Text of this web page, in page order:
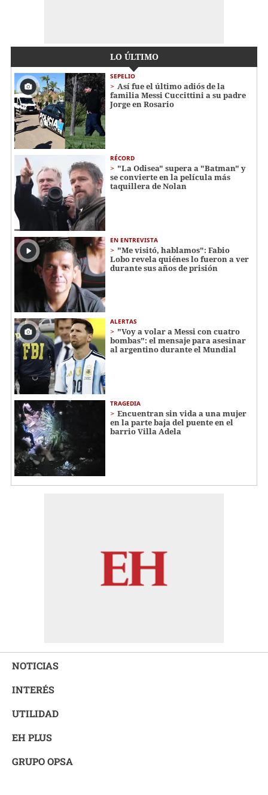
LO ÚLTIMO
SEPELIO
Así fue el último adiós de la
familia Messi Cuccittini a su padre
Jorge en Rosario
RÉCORD
"La Odisea" supera a "Batman" y
se convierte en la película más
taquillera de Nolan
EN ENTREVISTA
"Me visitó, hablamos": Fabio
Lobo revela quiénes lo fueron a ver
durante sus años de prisión
ALERTAS
"Voy a volar a Messi con cuatro
bombas": el mensaje para asesinar
al argentino durante el Mundial
TRAGEDIA
Encuentran sin vida a una mujer
en la parte baja del puente en el
barrio Villa Adela
NOTICIAS
INTERÉS
UTILIDAD
EH PLUS
GRUPO OPSA